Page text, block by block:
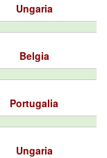
Ungaria
Belgia
Portugalia
Ungaria